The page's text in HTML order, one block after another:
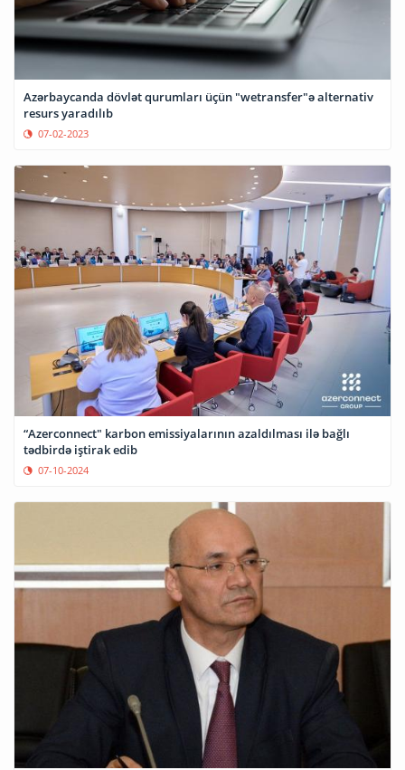
Azərbaycanda dövlət qurumları üçün "wetransfer"ə alternativ
resurs yaradılıb
07-02-2023
“Azerconnect" karbon emissiyalarının azaldılması ilə bağlı
tədbirdə iştirak edib
07-10-2024